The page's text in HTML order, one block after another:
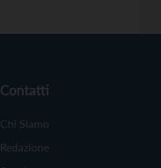
Contatti
Chi Siamo
Redazione